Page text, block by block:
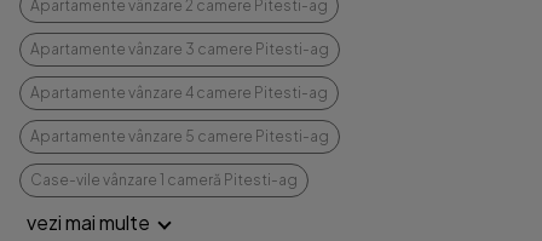
Apartamente vânzare 2 camere Pitesti-ag
Apartamente vânzare 3 camere Pitesti-ag
Apartamente vânzare 4 camere Pitesti-ag
Apartamente vânzare 5 camere Pitesti-ag
Case-vile vânzare 1 cameră Pitesti-ag
vezi mai multe